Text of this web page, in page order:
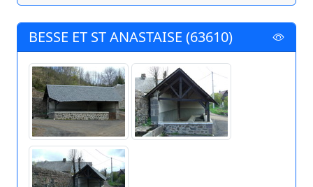
BESSE ET ST ANASTAISE (63610)